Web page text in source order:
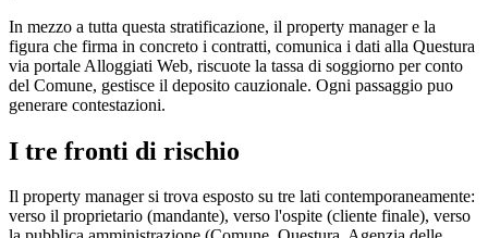
In mezzo a tutta questa stratificazione, il property manager e la
figura che firma in concreto i contratti, comunica i dati alla Questura
via portale Alloggiati Web, riscuote la tassa di soggiorno per conto
del Comune, gestisce il deposito cauzionale. Ogni passaggio puo
generare contestazioni.
I tre fronti di rischio
Il property manager si trova esposto su tre lati contemporaneamente:
verso il proprietario (mandante), verso l'ospite (cliente finale), verso